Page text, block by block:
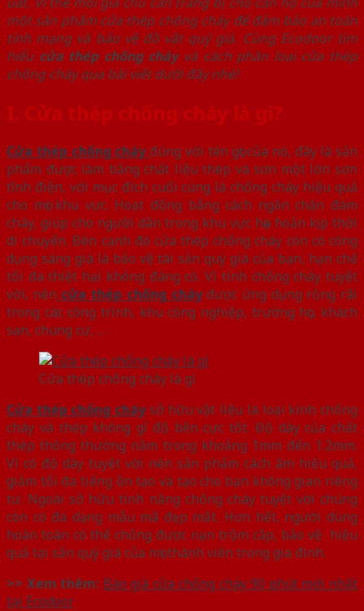
một sản phẩm cửa thép chống cháy để đảm bảo an toàn
tính mạng và bảo vệ đồ vật quý giá. Cùng Ecodoor tìm
hiểu cửa thép chống cháyvà cách phân loại cửa thép
chống cháy qua bài viết dưới đây nhé!
I. Cửa thép chống cháy là gì?
Cửa thép chống cháy đúng với tên gọi của nó, đây là sản
phẩm được làm bằng chất liệu thép và sơn một lớn sơn
tĩnh điện, với mục đích cuối cùng là chống cháy hiệu quả
cho mọi khu vực. Hoạt động bằng cách ngăn chặn đám
cháy, giúp cho người dân trong khu vực họa hoản kịp thời
di chuyển. Bên cạnh đó cửa thép chống cháy còn có công
dụng sáng giá là bảo vệ tài sản quý giá của bạn, hạn chế
tối đa thiệt hại không đáng có. Vì tính chống cháy tuyệt
vời, nên cửa thép chống cháyđược ứng dụng rộng rãi
trong các công trình, khu công nghiệp, trường học, khách
sạn, chung cư, …
Cửa thép chống cháy là gì
Cửa thép chống cháysở hữu vật liệu là loại kính chống
cháy và thép không gỉ độ bền cực tốt. Độ dày của chất
thép thông thường nằm trong khoảng 1mm đến 1.2mm.
Vì có độ dày tuyệt vời nên sản phẩm cách âm hiệu quả,
giảm tối đa tiếng ồn tạo và tạo cho bạn không gian riêng
tư. Ngoài sở hữu tính năng chống cháy tuyệt vời chúng
còn có đa dạng mẫu mã đẹp mắt. Hơn hết, người dùng
hoàn toàn có thể chống được nạn trộm cắp, bảo vệ hiệu
quả tại sản quý giá của mọi thành viên trong gia đình.
>> Xem thêm: Báo giá cửa chống cháy 90 phút mới nhất
tại Ecodoor